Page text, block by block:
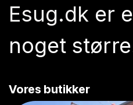
Esug.dk er
noget
Vores butikker